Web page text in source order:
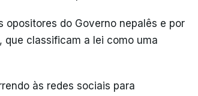
do Governo nepalês e por
que classificam a lei como uma
às redes sociais para